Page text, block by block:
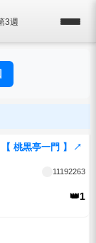
3週
桃黒亭一門 】 ↗
11192263
👑1